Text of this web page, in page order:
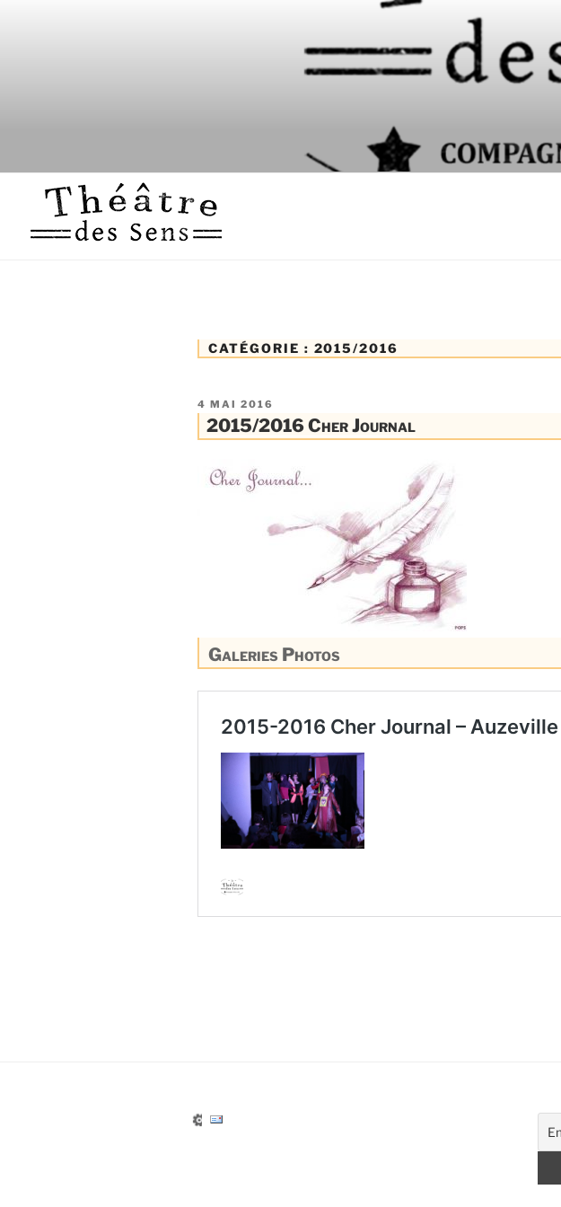
CATÉGORIE : 2015/2016
PUBLIÉ
LE
4 MAI 2016
2015/2016 Cher Journal
Galeries Photos